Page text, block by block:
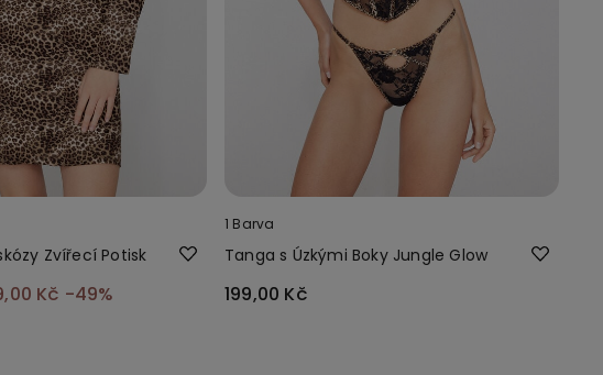
Zvířecí Potisk
Kč -49%
1 Barva
Tanga s Úzkými Boky Jungle Glow
199,00 Kč